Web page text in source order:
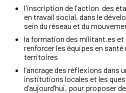
l'inscription de l'action des
en travail social, dans le
sein du réseau et du
la formation des militant.es et
renforcer les équipes en santé
territoires
l’ancrage des réflexions dans
institutions locales et les
d’aujourd’hui, pour proposer